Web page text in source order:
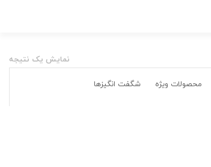
نمایش یک نتیجه
محصولات ویژه شگفت انگیزها